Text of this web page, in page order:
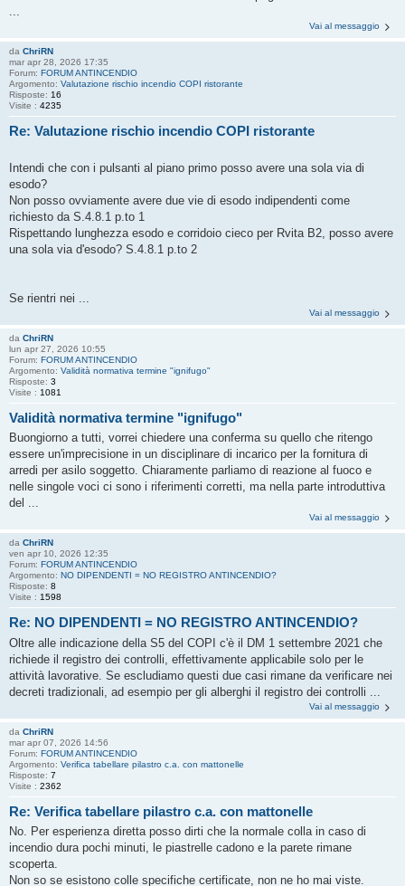
...
Vai al messaggio
da ChriRN
mar apr 28, 2026 17:35
Forum: FORUM ANTINCENDIO
Argomento: Valutazione rischio incendio COPI ristorante
Risposte: 16
Visite : 4235
Re: Valutazione rischio incendio COPI ristorante
Intendi che con i pulsanti al piano primo posso avere una sola via di
esodo?
Non posso ovviamente avere due vie di esodo indipendenti come
richiesto da S.4.8.1 p.to 1
Rispettando lunghezza esodo e corridoio cieco per Rvita B2, posso avere
una sola via d'esodo? S.4.8.1 p.to 2
Se rientri nei ...
Vai al messaggio
da ChriRN
lun apr 27, 2026 10:55
Forum: FORUM ANTINCENDIO
Argomento: Validità normativa termine "ignifugo"
Risposte: 3
Visite : 1081
Validità normativa termine "ignifugo"
Buongiorno a tutti, vorrei chiedere una conferma su quello che ritengo
essere un'imprecisione in un disciplinare di incarico per la fornitura di
arredi per asilo soggetto. Chiaramente parliamo di reazione al fuoco e
nelle singole voci ci sono i riferimenti corretti, ma nella parte introduttiva
del ...
Vai al messaggio
da ChriRN
ven apr 10, 2026 12:35
Forum: FORUM ANTINCENDIO
Argomento: NO DIPENDENTI = NO REGISTRO ANTINCENDIO?
Risposte: 8
Visite : 1598
Re: NO DIPENDENTI = NO REGISTRO ANTINCENDIO?
Oltre alle indicazione della S5 del COPI c'è il DM 1 settembre 2021 che
richiede il registro dei controlli, effettivamente applicabile solo per le
attività lavorative. Se escludiamo questi due casi rimane da verificare nei
decreti tradizionali, ad esempio per gli alberghi il registro dei controlli ...
Vai al messaggio
da ChriRN
mar apr 07, 2026 14:56
Forum: FORUM ANTINCENDIO
Argomento: Verifica tabellare pilastro c.a. con mattonelle
Risposte: 7
Visite : 2362
Re: Verifica tabellare pilastro c.a. con mattonelle
No. Per esperienza diretta posso dirti che la normale colla in caso di
incendio dura pochi minuti, le piastrelle cadono e la parete rimane
scoperta.
Non so se esistono colle specifiche certificate, non ne ho mai viste.